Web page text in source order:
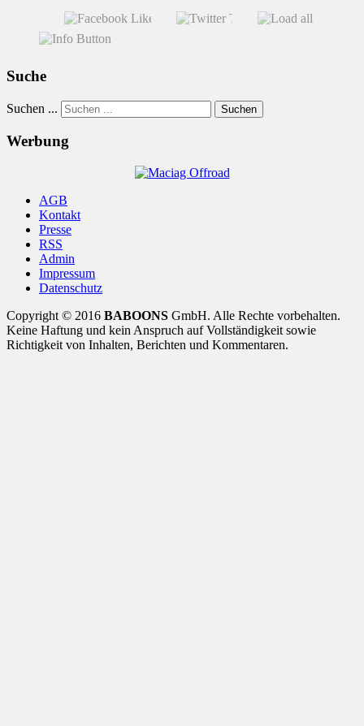
Suche
Suchen ... Suchen
Werbung
AGB
Kontakt
Presse
RSS
Admin
Impressum
Datenschutz
Copyright © 2016 BABOONS GmbH. Alle Rechte vorbehalten.
Keine Haftung und kein Anspruch auf Vollständigkeit sowie
Richtigkeit von Inhalten, Berichten und Kommentaren.